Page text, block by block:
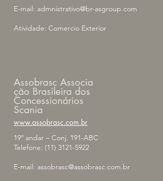
E-mail: admnistrativo@br-asgroup.com
Atividade: Comercio Exterior
Assobrasc Associa
ção Brasileira dos
Concessionários
Scania
www.assobrasc.com.br
19º andar – Conj. 191-ABC
Telefone: (11) 3121-5922
E-mail: assobrasc@assobrasc.com.br